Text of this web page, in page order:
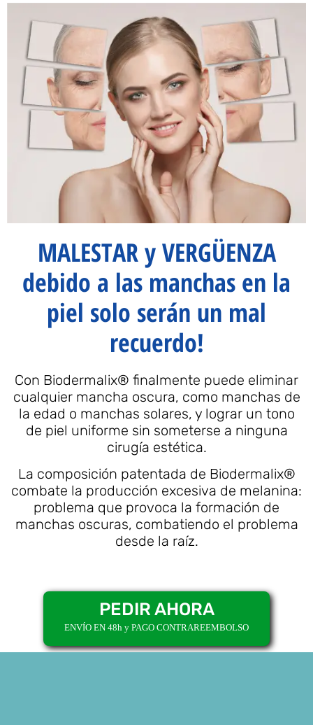
MALESTAR y VERGÜENZA
debido a las manchas en la
piel solo serán un mal
recuerdo!
Con Biodermalix® finalmente puede eliminar
cualquier mancha oscura, como manchas de
la edad o manchas solares, y lograr un tono
de piel uniforme sin someterse a ninguna
cirugía estética.
La composición patentada de Biodermalix®
combate la producción excesiva de melanina:
problema que provoca la formación de
manchas oscuras, combatiendo el problema
desde la raíz.
PEDIR AHORA
ENVÍO EN 48h y PAGO CONTRAREEMBOLSO